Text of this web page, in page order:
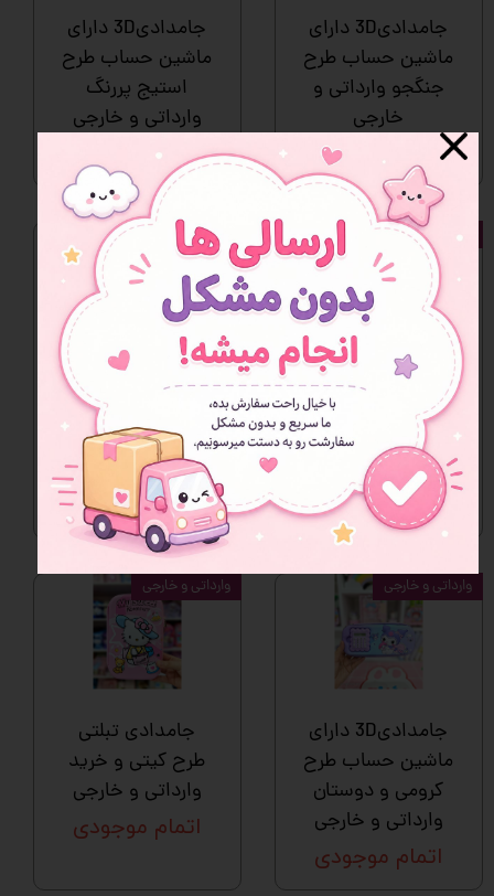
جامدادی3D دارای
ماشین حساب طرح
جنگجو وارداتی و
خارجی
اتمام موجودی
جامدادی3D دارای
ماشین حساب طرح
استیج پررنگ
وارداتی و خارجی
اتمام موجودی
جامدادی3D دارای
ماشین حساب طرح
یونیکورن صورتی
وارداتی و خارجی
اتمام موجودی
وارداتی و خارجی
جامدادی3D دارای
ماشین حساب طرح
استیج کمرنگ
وارداتی و خارجی
اتمام موجودی
وارداتی و خارجی
جامدادی3D دارای
ماشین حساب طرح
کرومی و دوستان
وارداتی و خارجی
اتمام موجودی
وارداتی و خارجی
جامدادی تبلتی
طرح کیتی و خرید
وارداتی و خارجی
اتمام موجودی
وارداتی و خارجی